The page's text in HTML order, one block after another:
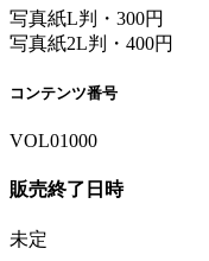
写真紙L判・300円
写真紙2L判・400円
コンテンツ番号
VOL01000
販売終了日時
未定